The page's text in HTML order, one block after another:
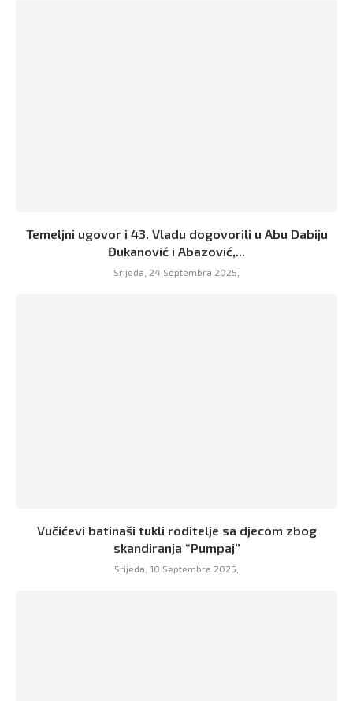
Temeljni ugovor i 43. Vladu dogovorili u Abu Dabiju
Đukanović i Abazović,...
Srijeda, 24 Septembra 2025,
Vučićevi batinaši tukli roditelje sa djecom zbog
skandiranja “Pumpaj”
Srijeda, 10 Septembra 2025,